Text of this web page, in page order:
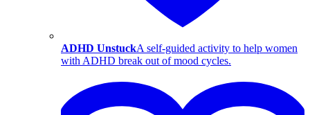
ADHD UnstuckA self-guided activity to help women
with ADHD break out of mood cycles.